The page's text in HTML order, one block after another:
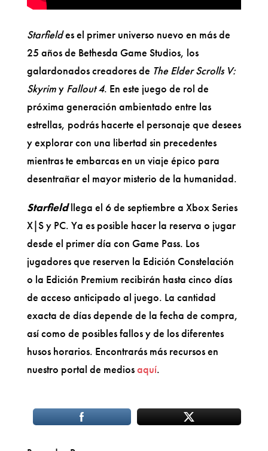
Starfieldes el primer universo nuevo en más de
25 años de Bethesda Game Studios, los
galardonados creadores de The Elder Scrolls V:
Skyrimy Fallout 4. En este juego de rol de
próxima generación ambientado entre las
estrellas, podrás hacerte el personaje que desees
y explorar con una libertad sin precedentes
mientras te embarcas en un viaje épico para
desentrañar el mayor misterio de la humanidad.
Starfieldllega el 6 de septiembre a Xbox Series
X|S y PC. Ya es posible hacer la reserva o jugar
desde el primer día con Game Pass. Los
jugadores que reserven la Edición Constelación
o la Edición Premium recibirán hasta cinco días
de acceso anticipado al juego. La cantidad
exacta de días depende de la fecha de compra,
así como de posibles fallos y de los diferentes
husos horarios. Encontrarás más recursos en
nuestro portal de mediosaquí.